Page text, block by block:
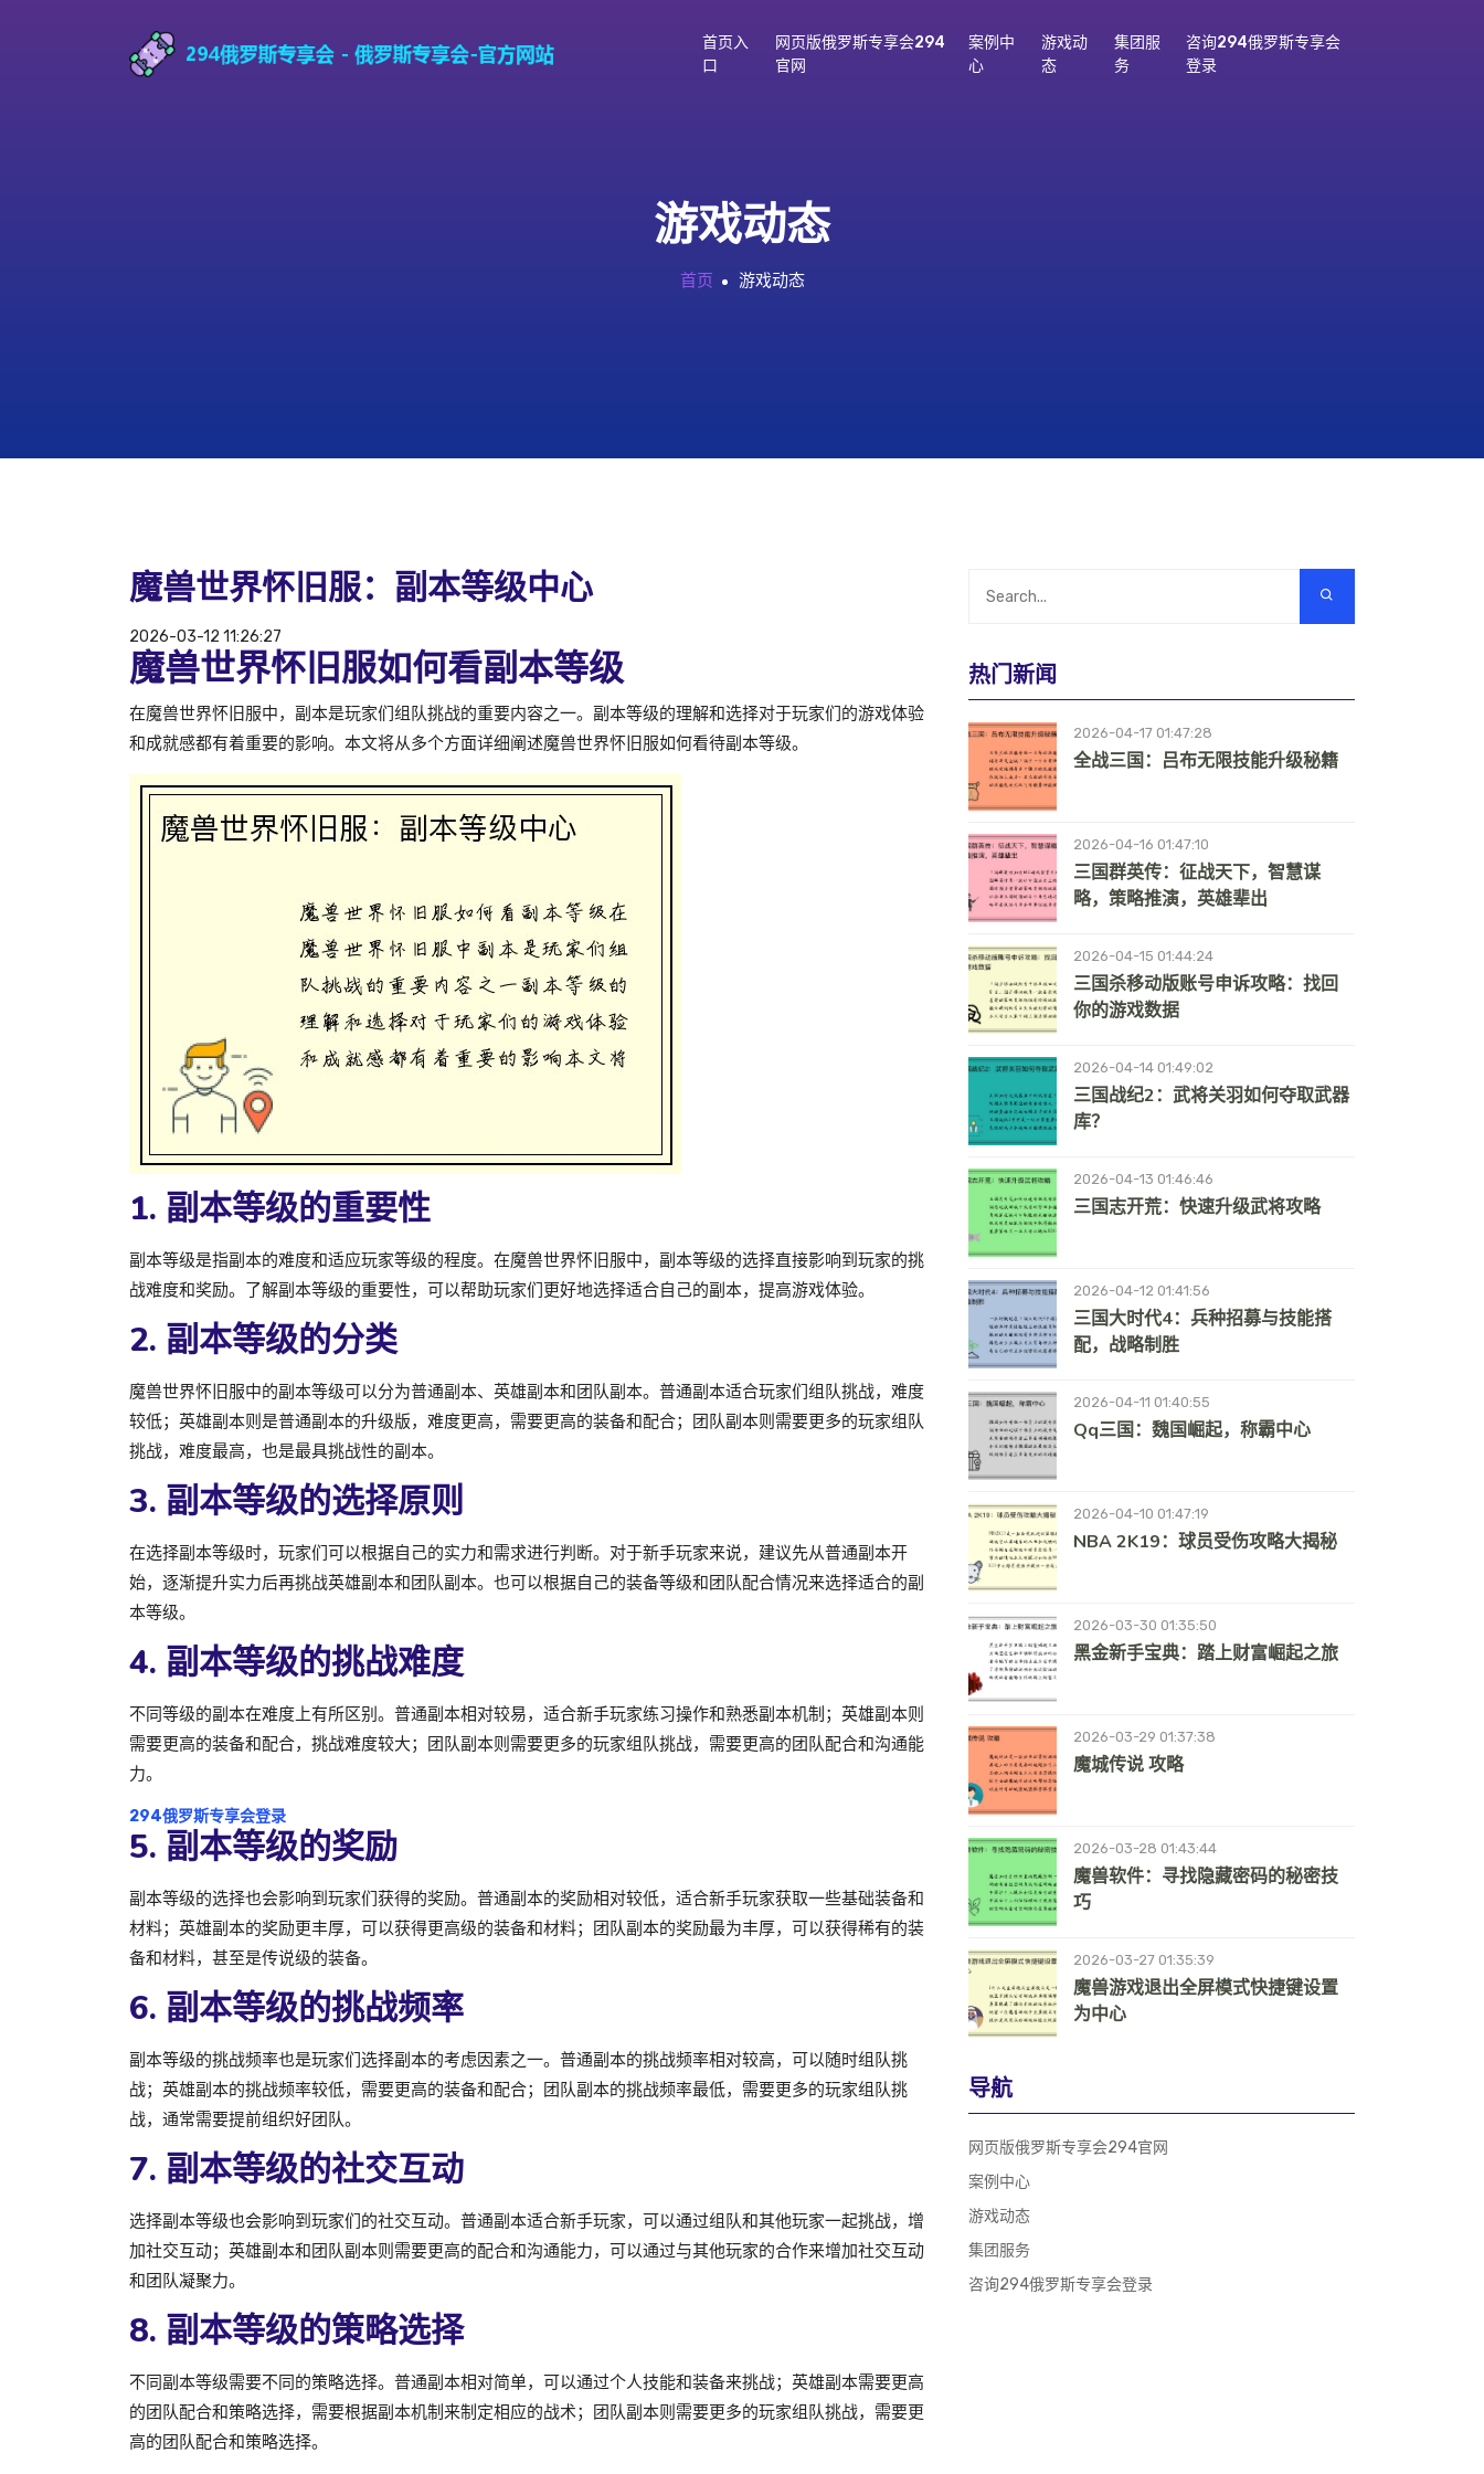
首页入
口
网页版俄罗斯专享会294
官网
案例中
心
游戏动
态
集团服
务
咨询294俄罗斯专享会
登录
游戏动态
首页 游戏动态
魔兽世界怀旧服：副本等级中心
2026-03-12 11:26:27
魔兽世界怀旧服如何看副本等级
在魔兽世界怀旧服中，副本是玩家们组队挑战的重要内容之一。副本等级的理解和选择对于玩家们的游戏体验
和成就感都有着重要的影响。本文将从多个方面详细阐述魔兽世界怀旧服如何看待副本等级。
1. 副本等级的重要性
副本等级是指副本的难度和适应玩家等级的程度。在魔兽世界怀旧服中，副本等级的选择直接影响到玩家的挑
战难度和奖励。了解副本等级的重要性，可以帮助玩家们更好地选择适合自己的副本，提高游戏体验。
2. 副本等级的分类
魔兽世界怀旧服中的副本等级可以分为普通副本、英雄副本和团队副本。普通副本适合玩家们组队挑战，难度
较低；英雄副本则是普通副本的升级版，难度更高，需要更高的装备和配合；团队副本则需要更多的玩家组队
挑战，难度最高，也是最具挑战性的副本。
3. 副本等级的选择原则
在选择副本等级时，玩家们可以根据自己的实力和需求进行判断。对于新手玩家来说，建议先从普通副本开
始，逐渐提升实力后再挑战英雄副本和团队副本。也可以根据自己的装备等级和团队配合情况来选择适合的副
本等级。
4. 副本等级的挑战难度
不同等级的副本在难度上有所区别。普通副本相对较易，适合新手玩家练习操作和熟悉副本机制；英雄副本则
需要更高的装备和配合，挑战难度较大；团队副本则需要更多的玩家组队挑战，需要更高的团队配合和沟通能
力。
294俄罗斯专享会登录
5. 副本等级的奖励
副本等级的选择也会影响到玩家们获得的奖励。普通副本的奖励相对较低，适合新手玩家获取一些基础装备和
材料；英雄副本的奖励更丰厚，可以获得更高级的装备和材料；团队副本的奖励最为丰厚，可以获得稀有的装
备和材料，甚至是传说级的装备。
6. 副本等级的挑战频率
副本等级的挑战频率也是玩家们选择副本的考虑因素之一。普通副本的挑战频率相对较高，可以随时组队挑
战；英雄副本的挑战频率较低，需要更高的装备和配合；团队副本的挑战频率最低，需要更多的玩家组队挑
战，通常需要提前组织好团队。
7. 副本等级的社交互动
选择副本等级也会影响到玩家们的社交互动。普通副本适合新手玩家，可以通过组队和其他玩家一起挑战，增
加社交互动；英雄副本和团队副本则需要更高的配合和沟通能力，可以通过与其他玩家的合作来增加社交互动
和团队凝聚力。
8. 副本等级的策略选择
不同副本等级需要不同的策略选择。普通副本相对简单，可以通过个人技能和装备来挑战；英雄副本需要更高
的团队配合和策略选择，需要根据副本机制来制定相应的战术；团队副本则需要更多的玩家组队挑战，需要更
高的团队配合和策略选择。
热门新闻
2026-04-17 01:47:28
全战三国：吕布无限技能升级秘籍
2026-04-16 01:47:10
三国群英传：征战天下，智慧谋
略，策略推演，英雄辈出
2026-04-15 01:44:24
三国杀移动版账号申诉攻略：找回
你的游戏数据
2026-04-14 01:49:02
三国战纪2：武将关羽如何夺取武器
库？
2026-04-13 01:46:46
三国志开荒：快速升级武将攻略
2026-04-12 01:41:56
三国大时代4：兵种招募与技能搭
配，战略制胜
2026-04-11 01:40:55
Qq三国：魏国崛起，称霸中心
2026-04-10 01:47:19
NBA 2K19：球员受伤攻略大揭秘
2026-03-30 01:35:50
黑金新手宝典：踏上财富崛起之旅
2026-03-29 01:37:38
魔城传说 攻略
2026-03-28 01:43:44
魔兽软件：寻找隐藏密码的秘密技
巧
2026-03-27 01:35:39
魔兽游戏退出全屏模式快捷键设置
为中心
导航
网页版俄罗斯专享会294官网
案例中心
游戏动态
集团服务
咨询294俄罗斯专享会登录